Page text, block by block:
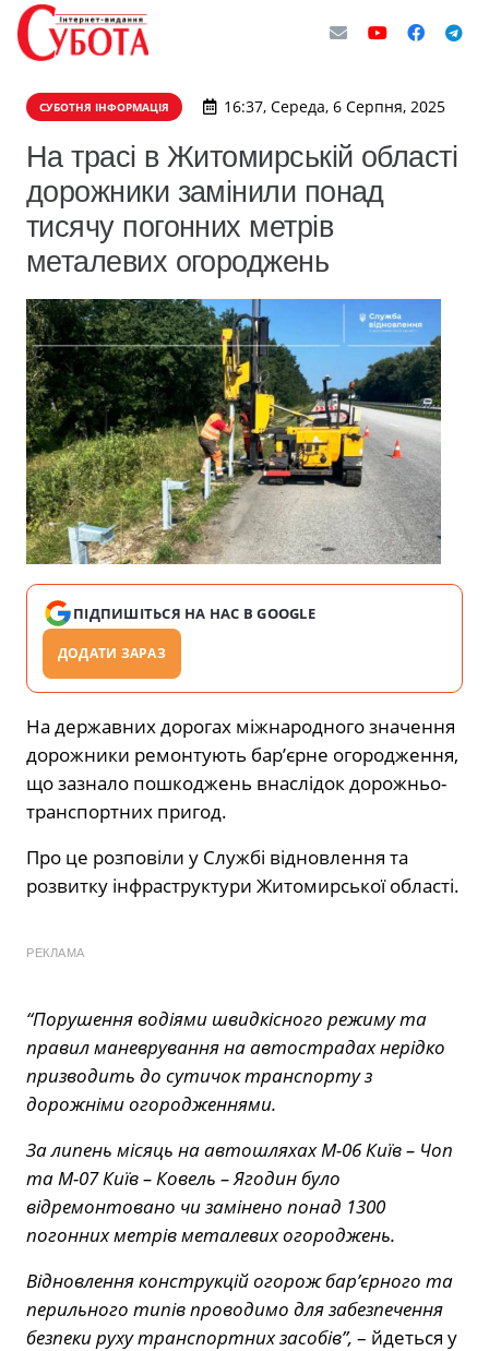
СУБОТНЯ ІНФОРМАЦІЯ 16:37, Середа, 6 Серпня, 2025
На трасі в Житомирській області
дорожники замінили понад
тисячу погонних метрів
металевих огороджень
ПІДПИШІТЬСЯ НА НАС В GOOGLE
ДОДАТИ ЗАРАЗ
На державних дорогах міжнародного значення
дорожники ремонтують бар’єрне огородження,
що зазнало пошкоджень внаслідок дорожньо-
транспортних пригод.
Про це розповіли у Службі відновлення та
розвитку інфраструктури Житомирської області.
РЕКЛАМА
“Порушення водіями швидкісного режиму та
правил маневрування на автострадах нерідко
призводить до сутичок транспорту з
дорожніми огородженнями.
За липень місяць на автошляхах М-06 Київ – Чоп
та М-07 Київ – Ковель – Ягодин було
відремонтовано чи замінено понад 1300
погонних метрів металевих огороджень.
Відновлення конструкцій огорож бар’єрного та
перильного типів проводимо для забезпечення
безпеки руху транспортних засобів”, – йдеться у